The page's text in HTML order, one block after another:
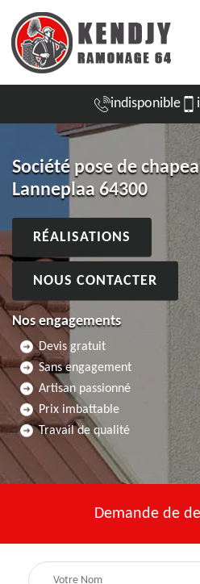
indisponible
Société pose de
Lanneplaa 64300
RÉALISATIONS
NOUS CONTACTER
Nos engagements
Devis gratuit
Sans engagement
Artisan passionné
Prix imbattable
Travail de qualité
Demande de